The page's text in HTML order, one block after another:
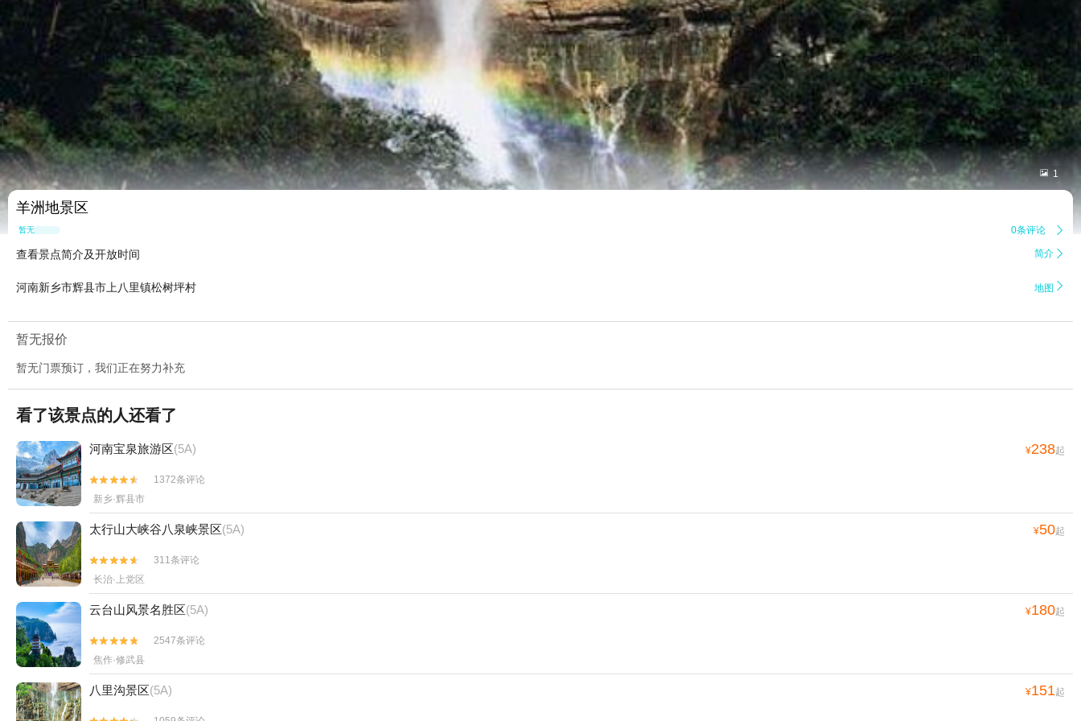
 1
羊洲地景区
暂无点评 0条评论 
查看景点简介及开放时间 简介 
河南新乡市辉县市上八里镇松树坪村 地图 
暂无报价
暂无门票预订，我们正在努力补充
看了该景点的人还看了
河南宝泉旅游区(5A) ¥238起


1372条评论
新乡·辉县市
太行山大峡谷八泉峡景区(5A) ¥50起


311条评论
长治·上党区
云台山风景名胜区(5A) ¥180起


2547条评论
焦作·修武县
八里沟景区(5A) ¥151起